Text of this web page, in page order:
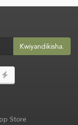
Kwiyandikisha.